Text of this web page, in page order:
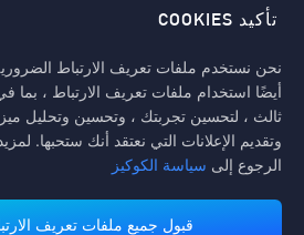
تأكيد COOKIES
نحن نستخدم ملفات تعريف الارتباط
أيضًا استخدام ملفات تعريف الارتباط ،
ثالث ، لتحسين تجربتك ، وتحسين وتحليل
وتقديم الإعلانات التي نعتقد أنك ستحبها.
الرجوع إلى سياسة الكوكيز
قبول جميع ملفات تعريف